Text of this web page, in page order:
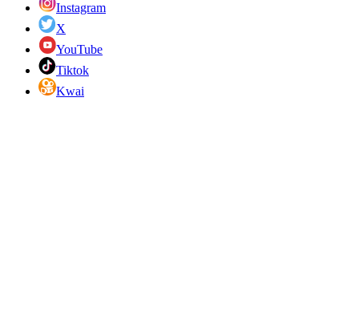
Instagram
X
YouTube
Tiktok
Kwai